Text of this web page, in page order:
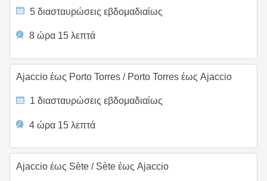
5 διασταυρώσεις εβδομαδιαίως
8 ώρα 15 λεπτά
Ajaccio έως Porto Torres /Porto Torres έως Ajaccio
1 διασταυρώσεις εβδομαδιαίως
4 ώρα 15 λεπτά
Ajaccio έως Sète /Sète έως Ajaccio